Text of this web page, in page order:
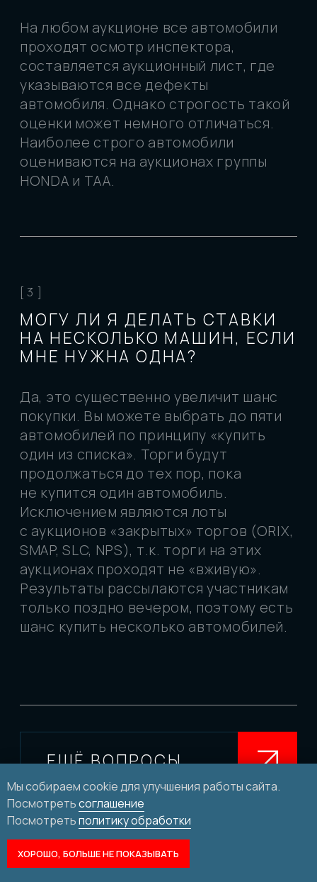
АУКЦИОНЫ ЦЕНЫ
Мы собираем cookie для улучшения работы сайта.
Посмотретьсоглашение
Посмотретьполитику обработки
ХОРОШО, БОЛЬШЕ НЕ ПОКАЗЫВАТЬ